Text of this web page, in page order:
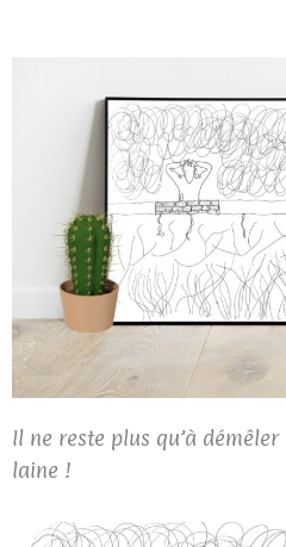
Il ne reste plus qu’à
laine !